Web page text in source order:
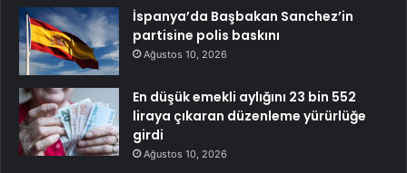
İspanya’da Başbakan Sanchez’in
partisine polis baskını
Ağustos 10, 2026
En düşük emekli aylığını 23 bin 552
liraya çıkaran düzenleme yürürlüğe
girdi
Ağustos 10, 2026